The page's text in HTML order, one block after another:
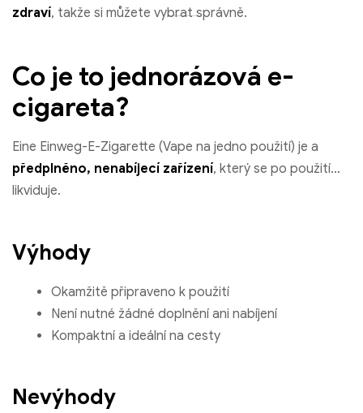
zdraví, takže si můžete vybrat správně.
Co je to jednorázová e-
cigareta?
Eine Einweg-E-Zigarette (Vape na jedno použití) je a
předplněno, nenabíjecí zařízení, který se po použití
likviduje.
Výhody
Okamžitě připraveno k použití
Není nutné žádné doplnění ani nabíjení
Kompaktní a ideální na cesty
Nevýhody